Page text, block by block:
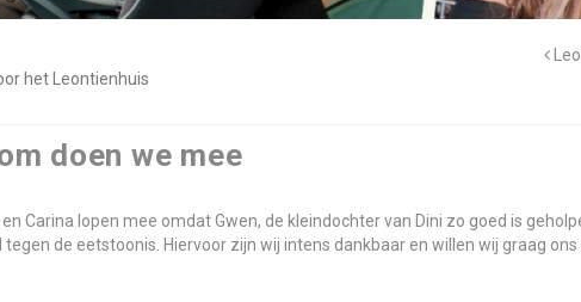
het Leontienhuis
doen we mee
en Carina lopen mee omdat Gwen, de kleindochter van Dini zo goed is
tegen de eetstoonis. Hiervoor zijn wij intens dankbaar en willen wij graag